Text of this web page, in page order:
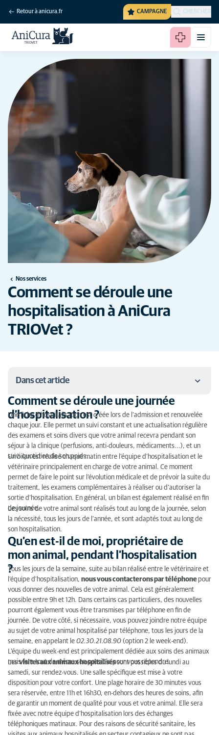
Retour à anicura.fr CAMPAGNE CHERCHER
Nos services
Comment se déroule une
hospitalisation à AniCura
TRIOVet ?
Dans cet article
Comment se déroule une journée d’hospitalisation ?
Qu’en est-il de moi, propriétaire de mon animal,
pendant l’hospitalisation ?
Quelles sont les conditions d’hospitalisation de mon
chien ?
Quelles sont les conditions d’hospitalisation de mon
chat ?
Qui s’occupe de mon animal pendant son
hospitalisation ?
Quid des effets personnels et de l’alimentation de
mon animal pour son hospitalisation ?
Comment se déroule une journée
d’hospitalisation ?
Une fiche d’hospitalisation est créée lors de l’admission et renouvelée
chaque jour. Elle permet un suivi constant et une actualisation régulière
des examens et soins divers que votre animal recevra pendant son
séjour à la clinique (perfusions, anti-douleurs, médicaments...), et un
suivi quotidien de son poids.
Un bilan est réalisé chaque matin entre l’équipe d’hospitalisation et le
vétérinaire principalement en charge de votre animal. Ce moment
permet de faire le point sur l’évolution médicale et de prévoir la suite du
traitement, les examens complémentaires à réaliser ou d’autoriser la
sortie d’hospitalisation. En général, un bilan est également réalisé en fin
de journée.
Les soins de votre animal sont réalisés tout au long de la journée, selon
la nécessité, tous les jours de l’année, et sont adaptés tout au long de
son hospitalisation.
Qu’en est-il de moi, propriétaire de
mon animal, pendant l’hospitalisation
?
Tous les jours de la semaine, suite au bilan réalisé entre le vétérinaire et
l’équipe d’hospitalisation, nous vous contacterons par téléphone pour
vous donner des nouvelles de votre animal. Cela est généralement
possible entre 9h et 12h. Dans certains cas particuliers, des nouvelles
pourront également vous être transmises par téléphone en fin de
journée. De votre côté, si nécessaire, vous pouvez joindre notre équipe
au sujet de votre animal hospitalisé par téléphone, tous les jours de la
semaine, en appelant le 02.30.21.08.90 (option 2 le week-end).
L’équipe du week-end est principalement dédiée aux soins des animaux
mais fera tout de même son possible pour vous répondre.
Lesvisites aux animaux hospitaliséssont possibles du lundi au
samedi, sur rendez-vous. Une salle spécifique est mise à votre
disposition pour votre confort. Une plage horaire de 30 minutes vous
sera réservée, entre 11h et 16h30, en-dehors des heures de soins, afin
de garantir un moment de qualité pour vous et votre animal. Elle sera
fixée avec notre équipe d’hospitalisation lors des échanges
téléphoniques matinaux. Pour des raisons de sécurité sanitaire, les